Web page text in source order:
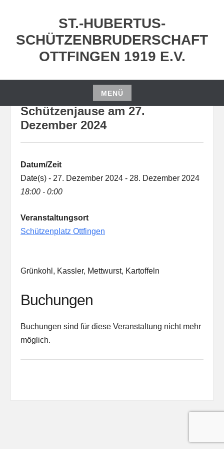
springen
ST.-HUBERTUS-
SCHÜTZENBRUDERSCHAFT
OTTFINGEN 1919 E.V.
MENÜ
Zum
Inhalt
Schützenjause am 27.
Dezember 2024
Datum/Zeit
Date(s) - 27. Dezember 2024 - 28. Dezember 2024
18:00 - 0:00
Veranstaltungsort
Schützenplatz Ottfingen
Grünkohl, Kassler, Mettwurst, Kartoffeln
Buchungen
Buchungen sind für diese Veranstaltung nicht mehr
möglich.